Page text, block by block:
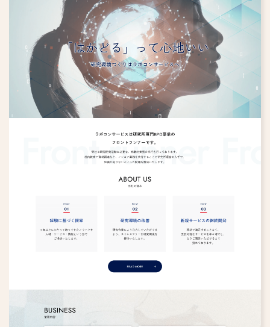
英会話教室 アパレル
化粧品・健康食品 リフォーム
学習塾 旅行・旅館
病院・クリニック
人材派遣・人材紹介 鍼灸院・整体院
福祉・介護 専門職・士業
その他 歯科医院
美容院